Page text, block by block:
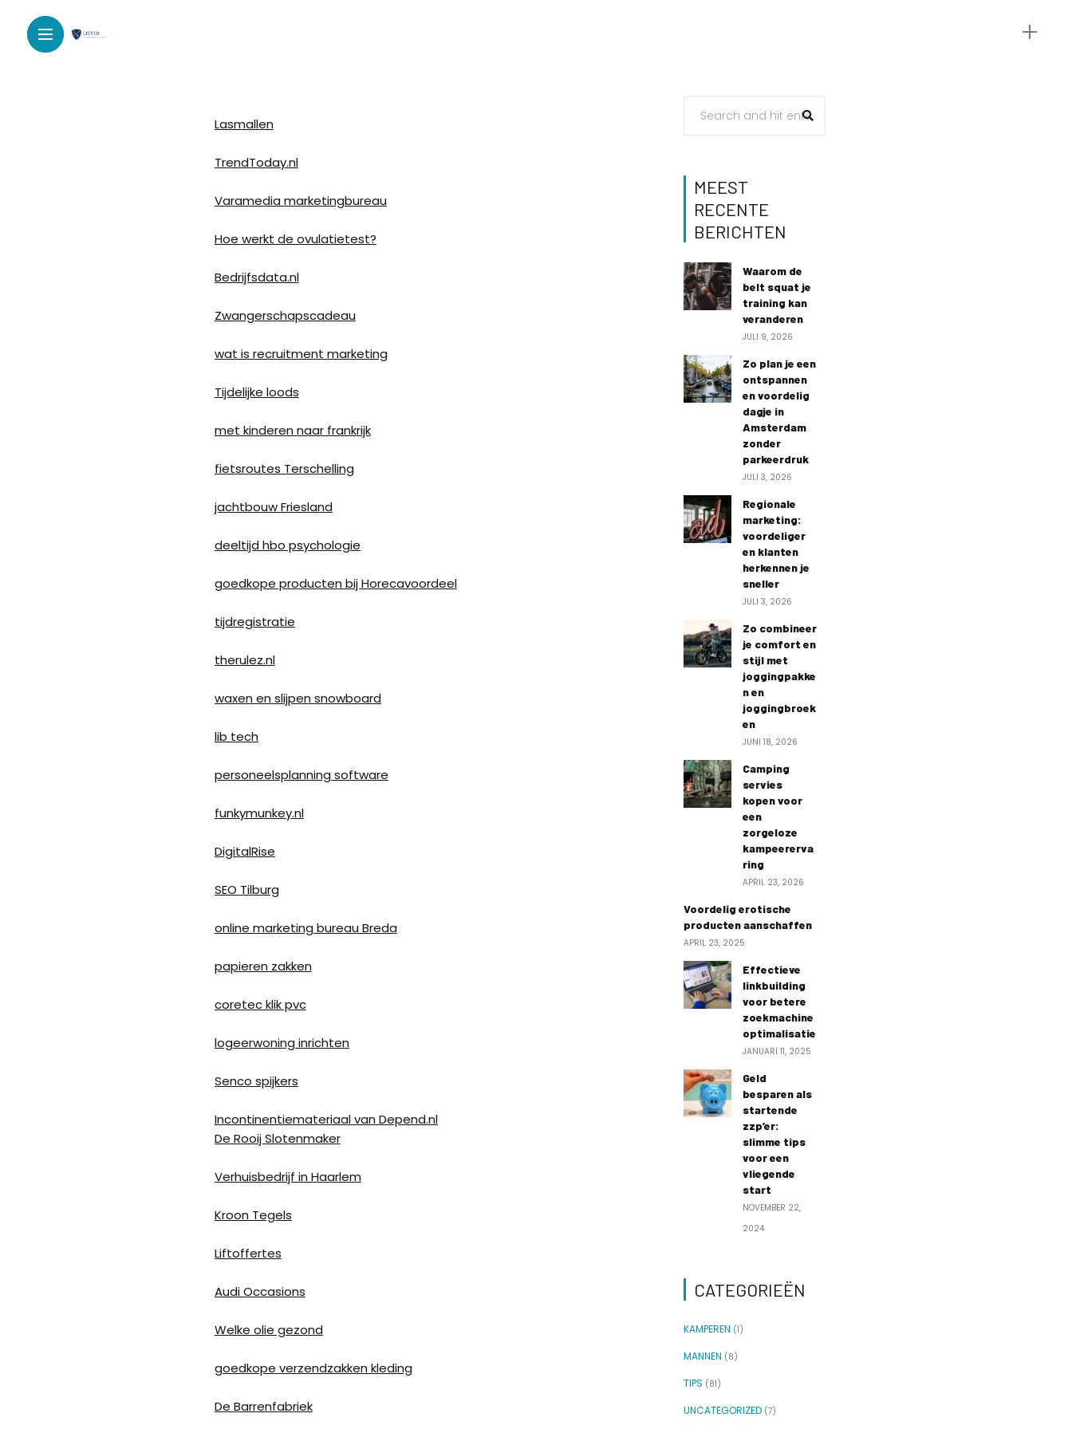
Lasmallen
TrendToday.nl
Varamedia marketingbureau
Hoe werkt de ovulatietest?
Bedrijfsdata.nl
Zwangerschapscadeau
wat is recruitment marketing
Tijdelijke loods
met kinderen naar frankrijk
fietsroutes Terschelling
jachtbouw Friesland
deeltijd hbo psychologie
goedkope producten bij Horecavoordeel
tijdregistratie
therulez.nl
waxen en slijpen snowboard
lib tech
personeelsplanning software
funkymunkey.nl
DigitalRise
SEO Tilburg
online marketing bureau Breda
papieren zakken
coretec klik pvc
logeerwoning inrichten
Senco spijkers
Incontinentiemateriaal van Depend.nl
De Rooij Slotenmaker
Verhuisbedrijf in Haarlem
Kroon Tegels
Liftoffertes
Audi Occasions
Welke olie gezond
goedkope verzendzakken kleding
De Barrenfabriek
MEEST
RECENTE
BERICHTEN
Waarom de
belt squat je
training kan
veranderen
JULI 9, 2026
Zo plan je een
ontspannen
en voordelig
dagje in
Amsterdam
zonder
parkeerdruk
JULI 3, 2026
Regionale
marketing:
voordeliger
en klanten
herkennen je
sneller
JULI 3, 2026
Zo combineer
je comfort en
stijl met
joggingpakke
n en
joggingbroek
en
JUNI 18, 2026
Camping
servies
kopen voor
een
zorgeloze
kampeererva
ring
APRIL 23, 2026
Voordelig erotische
producten aanschaffen
APRIL 23, 2025
Effectieve
linkbuilding
voor betere
zoekmachine
optimalisatie
JANUARI 11, 2025
Geld
besparen als
startende
zzp’er:
slimme tips
voor een
vliegende
start
NOVEMBER 22,
2024
CATEGORIEËN
KAMPEREN (1)
MANNEN (8)
TIPS (81)
UNCATEGORIZED (7)